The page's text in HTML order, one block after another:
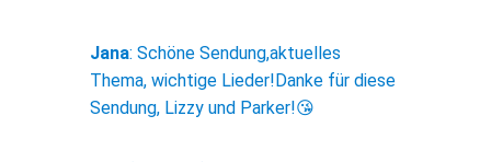
Jana: Schöne Sendung,aktuelles
Thema, wichtige Lieder!Danke für diese
Sendung, Lizzy und Parker!😘